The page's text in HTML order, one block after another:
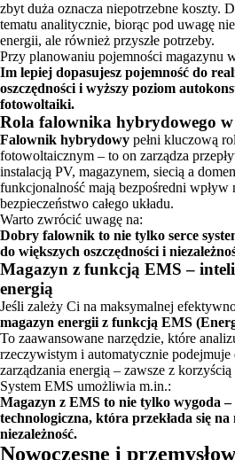
zbyt duża oznacza niepotrzebne koszty.
tematu analitycznie, biorąc pod uwagę
energii, ale również przyszłe potrzeby.
Przy planowaniu pojemności magazynu
Im lepiej dopasujesz pojemność do
oszczędności i wyższy poziom
fotowoltaiki.
Rola falownika hybrydowego w
Falownik hybrydowy pełni kluczową
fotowoltaicznym – to on zarządza
instalacją PV, magazynem, siecią a
funkcjonalność mają bezpośredni wpływ
bezpieczeństwo całego układu.
Warto zwrócić uwagę na:
Dobry falownik to nie tylko serce
do większych oszczędności i
Magazyn z funkcją EMS –
energią
Jeśli zależy Ci na maksymalnej
magazyn energii z funkcją EMS
To zaawansowane narzędzie, które
rzeczywistym i automatycznie podejmuje
zarządzania energią – zawsze z
System EMS umożliwia m.in.:
Magazyn z EMS to nie tylko wygoda
technologiczna, która przekłada się
niezależność.
Nowoczesne i